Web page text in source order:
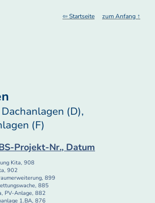
⇦ Startseite zum Anfang ↑
(D),
(F)
Projekt-Nr., Datum
Kita, 908
902
899
885
PV-Anlage, 882
1.BA, 876